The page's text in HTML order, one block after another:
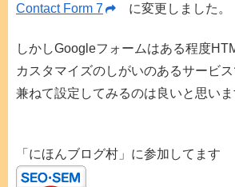
Contact Form 7
に変更しました。
しかしGoogleフォームはある程度
カスタマイズのしがいのあるサービ
兼ねて設定してみるのは良いと思いま
「にほんブログ村」に参加してます